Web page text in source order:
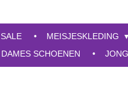
SALE MEISJESKLEDING
DAMES SCHOENEN